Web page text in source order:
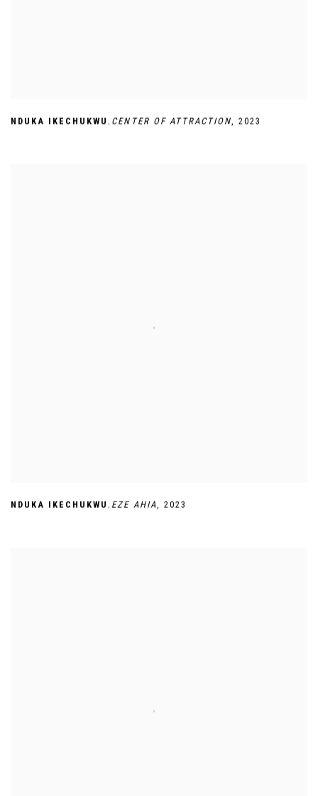
NDUKA IKECHUKWU , CENTER OF ATTRACTION,2023
NDUKA IKECHUKWU , EZE AHIA , 2023